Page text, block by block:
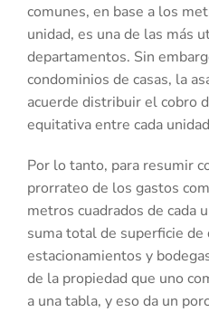
comunes, en base a los
unidad, es una de las más
departamentos. Sin
condominios de casas, la
acuerde distribuir el cobro
equitativa entre cada
Por lo tanto, para resumir
prorrateo de los gastos
metros cuadrados de cada
suma total de superficie de
estacionamientos y
de la propiedad que uno
a una tabla, y eso da un